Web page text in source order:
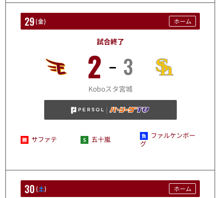
8/29
29(金) ホーム
試合終了
2 3
Koboスタ宮城
サファテ 五十嵐
ファルケンボー
グ
30 (土) ホーム